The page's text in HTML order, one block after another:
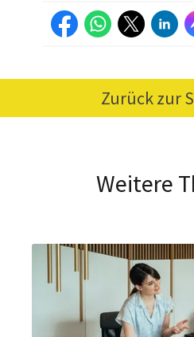
Zurück zur
Weitere